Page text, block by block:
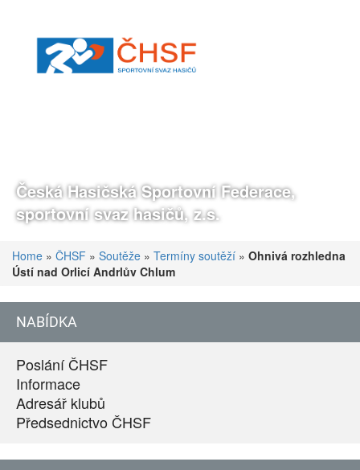
Česká Hasičská Sportovní Federace,
sportovní svaz hasičů, z.s.
Home » ČHSF » Soutěže » Termíny soutěží » Ohnivá rozhledna
Ústí nad Orlicí Andrlův Chlum
NABÍDKA
Poslání ČHSF
Informace
Adresář klubů
Předsednictvo ČHSF